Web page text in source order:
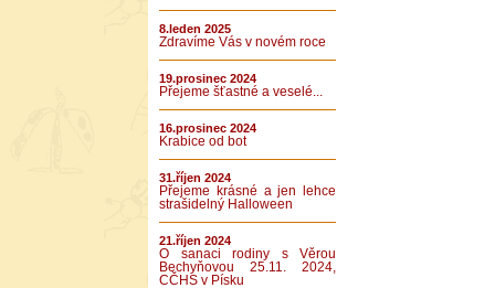
8.leden 2025
Zdravíme Vás v novém roce
19.prosinec 2024
Přejeme šťastné a veselé...
16.prosinec 2024
Krabice od bot
31.říjen 2024
Přejeme krásné a jen lehce
strašidelný Halloween
21.říjen 2024
O sanaci rodiny s Věrou
Bechyňovou 25.11. 2024,
CČHS v Písku